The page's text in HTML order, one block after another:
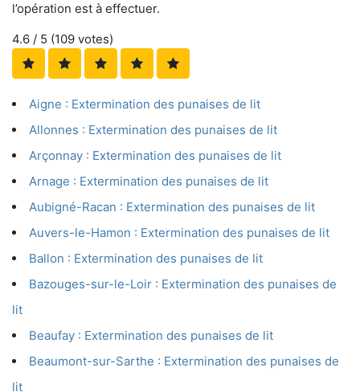
l’opération est à effectuer.
4.6 / 5 (109 votes)
Aigne : Extermination des punaises de lit
Allonnes : Extermination des punaises de lit
Arçonnay : Extermination des punaises de lit
Arnage : Extermination des punaises de lit
Aubigné-Racan : Extermination des punaises de lit
Auvers-le-Hamon : Extermination des punaises de lit
Ballon : Extermination des punaises de lit
Bazouges-sur-le-Loir : Extermination des punaises de
lit
Beaufay : Extermination des punaises de lit
Beaumont-sur-Sarthe : Extermination des punaises de
lit